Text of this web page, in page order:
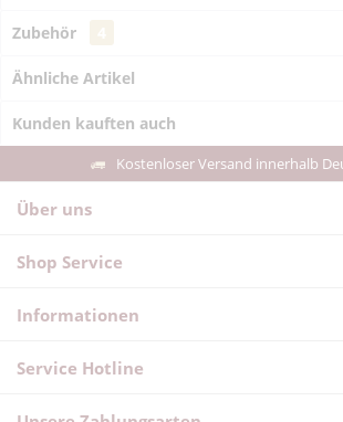
Zubehör
Ähnliche Artikel
Kunden kauften auch
Kostenloser Versand innerhalb
Über uns
Shop Service
Informationen
Service Hotline